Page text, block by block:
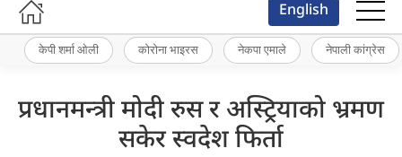
English
केपी शर्मा ओली कोरोना भाइरस नेकपा एमाले नेपाली कांग्रेस
प्रधानमन्त्री मोदी रुस र अस्ट्रियाको भ्रमण
सकेर स्वदेश फिर्ता